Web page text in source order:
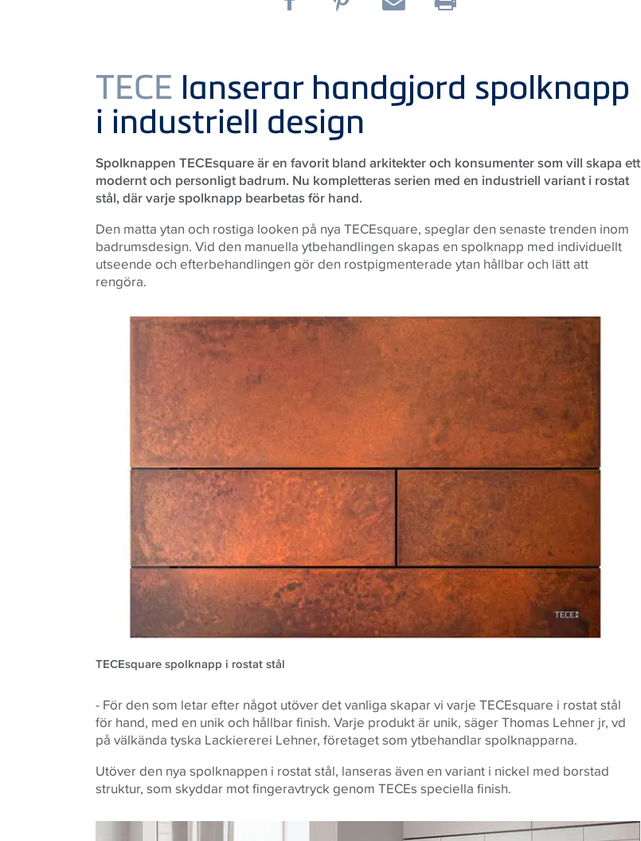
TECE lanserar handgjord spolknapp
i industriell design
Spolknappen TECEsquare är en favorit bland arkitekter och konsumenter som vill skapa ett
modernt och personligt badrum. Nu kompletteras serien med en industriell variant i rostat
stål, där varje spolknapp bearbetas för hand.
Den matta ytan och rostiga looken på nya TECEsquare, speglar den senaste trenden inom
badrumsdesign. Vid den manuella ytbehandlingen skapas en spolknapp med individuellt
utseende och efterbehandlingen gör den rostpigmenterade ytan hållbar och lätt att
rengöra.
TECEsquare spolknapp i rostat stål
- För den som letar efter något utöver det vanliga skapar vi varje TECEsquare i rostat stål
för hand, med en unik och hållbar finish. Varje produkt är unik, säger Thomas Lehner jr, vd
på välkända tyska Lackiererei Lehner, företaget som ytbehandlar spolknapparna.
Utöver den nya spolknappen i rostat stål, lanseras även en variant i nickel med borstad
struktur, som skyddar mot fingeravtryck genom TECEs speciella finish.